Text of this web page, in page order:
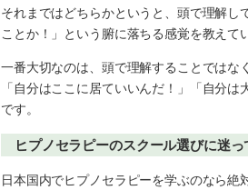
それまではどちらかというと、頭で理解し
ことか！」という腑に落ちる感覚を教えて
一番大切なのは、頭で理解することではな
「自分はここに居ていいんだ！」「自分
です。
ヒプノセラピーのスクール選びに迷
日本国内でヒプノセラピーを学ぶのなら絶